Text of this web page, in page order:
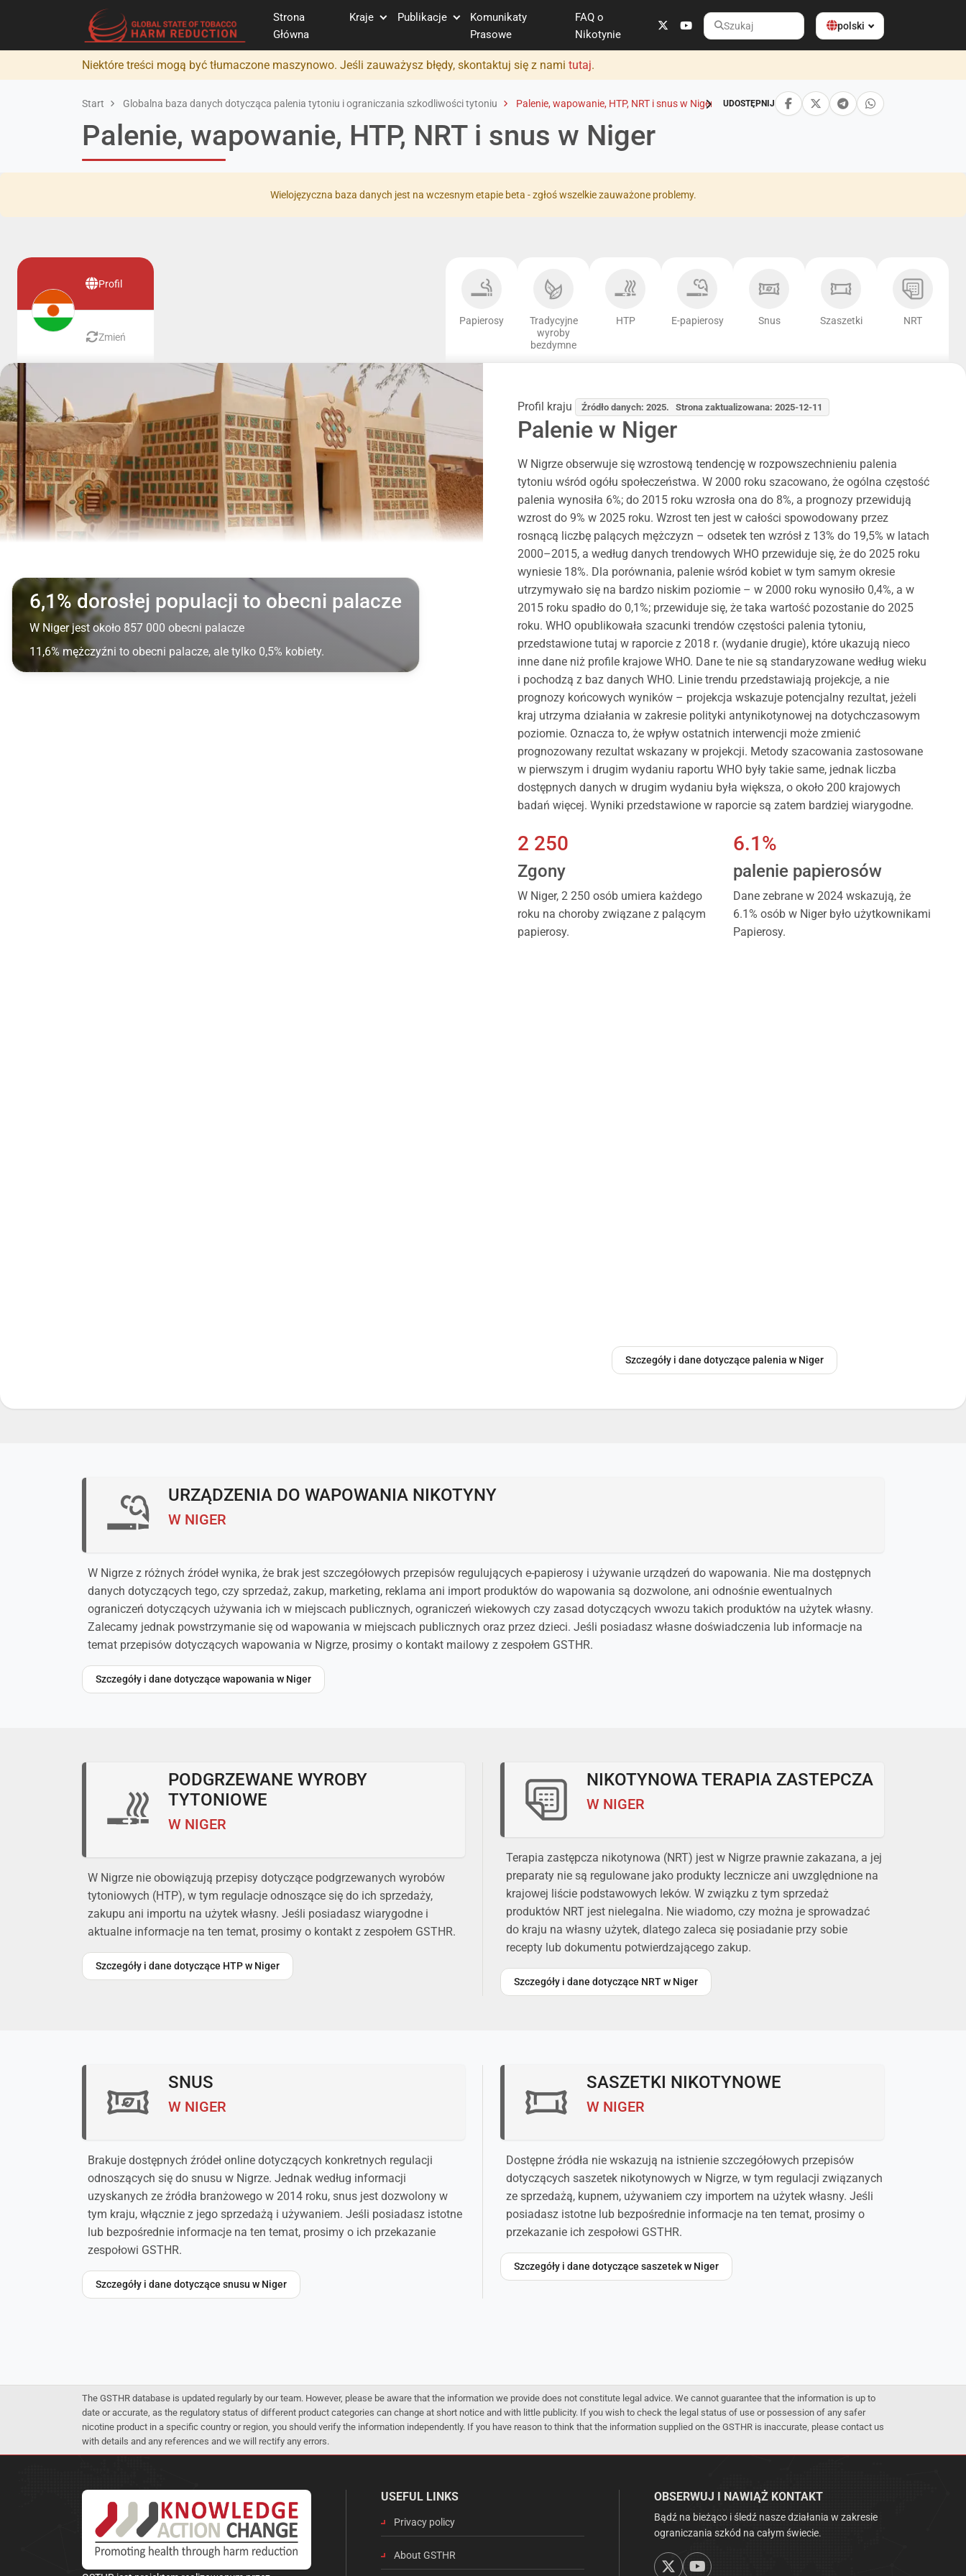
Strona
Główna
Kraje Publikacje
Komunikaty
Prasowe
FAQ o
Nikotynie
Szukaj
polski
Niektóre treści mogą być tłumaczone maszynowo. Jeśli zauważysz błędy, skontaktuj się z nami tutaj.
Start Globalna baza danych dotycząca palenia tytoniu i ograniczania szkodliwości tytoniu Palenie, wapowanie, HTP, NRT i snus w Niger UDOSTĘPNIJ
Palenie, wapowanie, HTP, NRT i snus w Niger
Wielojęzyczna baza danych jest na wczesnym etapie beta - zgłoś wszelkie zauważone problemy.
Profil
Zmień
Papierosy
Tradycyjne
wyroby
bezdymne
HTP E-papierosy Snus Szaszetki NRT
6,1% dorosłej populacji to obecni palacze
W Niger jest około 857 000 obecni palacze
11,6% mężczyźni to obecni palacze, ale tylko 0,5% kobiety.
Profil kraju Źródło danych: 2025. Strona zaktualizowana: 2025-12-11
Palenie w Niger
W Nigrze obserwuje się wzrostową tendencję w rozpowszechnieniu palenia
tytoniu wśród ogółu społeczeństwa. W 2000 roku szacowano, że ogólna częstość
palenia wynosiła 6%; do 2015 roku wzrosła ona do 8%, a prognozy przewidują
wzrost do 9% w 2025 roku. Wzrost ten jest w całości spowodowany przez
rosnącą liczbę palących mężczyzn – odsetek ten wzrósł z 13% do 19,5% w latach
2000–2015, a według danych trendowych WHO przewiduje się, że do 2025 roku
wyniesie 18%. Dla porównania, palenie wśród kobiet w tym samym okresie
utrzymywało się na bardzo niskim poziomie – w 2000 roku wynosiło 0,4%, a w
2015 roku spadło do 0,1%; przewiduje się, że taka wartość pozostanie do 2025
roku. WHO opublikowała szacunki trendów częstości palenia tytoniu,
przedstawione tutaj w raporcie z 2018 r. (wydanie drugie), które ukazują nieco
inne dane niż profile krajowe WHO. Dane te nie są standaryzowane według wieku
i pochodzą z baz danych WHO. Linie trendu przedstawiają projekcje, a nie
prognozy końcowych wyników – projekcja wskazuje potencjalny rezultat, jeżeli
kraj utrzyma działania w zakresie polityki antynikotynowej na dotychczasowym
poziomie. Oznacza to, że wpływ ostatnich interwencji może zmienić
prognozowany rezultat wskazany w projekcji. Metody szacowania zastosowane
w pierwszym i drugim wydaniu raportu WHO były takie same, jednak liczba
dostępnych danych w drugim wydaniu była większa, o około 200 krajowych
badań więcej. Wyniki przedstawione w raporcie są zatem bardziej wiarygodne.
2 250
Zgony
W Niger, 2 250 osób umiera każdego
roku na choroby związane z palącym
papierosy.
6.1%
palenie papierosów
Dane zebrane w 2024 wskazują, że
6.1% osób w Niger było użytkownikami
Papierosy.
Szczegóły i dane dotyczące palenia w Niger
URZĄDZENIA DO WAPOWANIA NIKOTYNY
W NIGER
W Nigrze z różnych źródeł wynika, że brak jest szczegółowych przepisów regulujących e-papierosy i używanie urządzeń do wapowania. Nie ma dostępnych
danych dotyczących tego, czy sprzedaż, zakup, marketing, reklama ani import produktów do wapowania są dozwolone, ani odnośnie ewentualnych
ograniczeń dotyczących używania ich w miejscach publicznych, ograniczeń wiekowych czy zasad dotyczących wwozu takich produktów na użytek własny.
Zalecamy jednak powstrzymanie się od wapowania w miejscach publicznych oraz przez dzieci. Jeśli posiadasz własne doświadczenia lub informacje na
temat przepisów dotyczących wapowania w Nigrze, prosimy o kontakt mailowy z zespołem GSTHR.
Szczegóły i dane dotyczące wapowania w Niger
PODGRZEWANE WYROBY
TYTONIOWE
W NIGER
W Nigrze nie obowiązują przepisy dotyczące podgrzewanych wyrobów
tytoniowych (HTP), w tym regulacje odnoszące się do ich sprzedaży,
zakupu ani importu na użytek własny. Jeśli posiadasz wiarygodne i
aktualne informacje na ten temat, prosimy o kontakt z zespołem GSTHR.
Szczegóły i dane dotyczące HTP w Niger
NIKOTYNOWA TERAPIA ZASTEPCZA
W NIGER
Terapia zastępcza nikotynowa (NRT) jest w Nigrze prawnie zakazana, a jej
preparaty nie są regulowane jako produkty lecznicze ani uwzględnione na
krajowej liście podstawowych leków. W związku z tym sprzedaż
produktów NRT jest nielegalna. Nie wiadomo, czy można je sprowadzać
do kraju na własny użytek, dlatego zaleca się posiadanie przy sobie
recepty lub dokumentu potwierdzającego zakup.
Szczegóły i dane dotyczące NRT w Niger
SNUS
W NIGER
Brakuje dostępnych źródeł online dotyczących konkretnych regulacji
odnoszących się do snusu w Nigrze. Jednak według informacji
uzyskanych ze źródła branżowego w 2014 roku, snus jest dozwolony w
tym kraju, włącznie z jego sprzedażą i używaniem. Jeśli posiadasz istotne
lub bezpośrednie informacje na ten temat, prosimy o ich przekazanie
zespołowi GSTHR.
Szczegóły i dane dotyczące snusu w Niger
SASZETKI NIKOTYNOWE
W NIGER
Dostępne źródła nie wskazują na istnienie szczegółowych przepisów
dotyczących saszetek nikotynowych w Nigrze, w tym regulacji związanych
ze sprzedażą, kupnem, używaniem czy importem na użytek własny. Jeśli
posiadasz istotne lub bezpośrednie informacje na ten temat, prosimy o
przekazanie ich zespołowi GSTHR.
Szczegóły i dane dotyczące saszetek w Niger
The GSTHR database is updated regularly by our team. However, please be aware that the information we provide does not constitute legal advice. We cannot guarantee that the information is up to
date or accurate, as the regulatory status of different product categories can change at short notice and with little publicity. If you wish to check the legal status of use or possession of any safer
nicotine product in a specific country or region, you should verify the information independently. If you have reason to think that the information supplied on the GSTHR is inaccurate, please contact us
with details and any references and we will rectify any errors.
USEFUL LINKS
Privacy policy
About GSTHR
OBSERWUJ I NAWIĄŻ KONTAKT
Bądź na bieżąco i śledź nasze działania w zakresie
ograniczania szkód na całym świecie.